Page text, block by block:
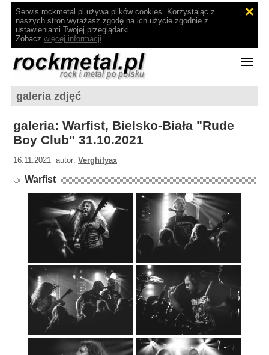
Serwis rockmetal.pl używa plików cookies. Korzystając z
naszych stron wyrażasz zgodę na ich użycie zgodnie z
ustawieniami Twojej przeglądarki.
Zobacz więcej informacji.
galeria zdjęć
galeria: Warfist, Bielsko-Biała "Rude
Boy Club" 31.10.2021
16.11.2021 autor:Verghityax
Warfist